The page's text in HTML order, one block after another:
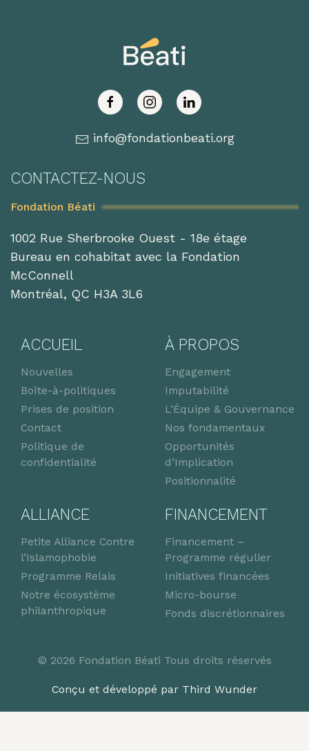
info@fondationbeati.org
CONTACTEZ-NOUS
Fondation Béati
1002 Rue Sherbrooke Ouest - 18e étage
Bureau en cohabitat avec la Fondation
McConnell
Montréal, QC H3A 3L6
ACCUEIL
Nouvelles
Boîte-à-politiques
Prises de position
Contact
Politique de
confidentialité
À PROPOS
Engagement
Imputabilité
L’Équipe & Gouvernance
Nos fondamentaux
Opportunités
d’Implication
Positionnalité
ALLIANCE
Petite Alliance Contre
l’Islamophobie
Programme Relais
Notre écosystème
philanthropique
FINANCEMENT
Financement –
Programme régulier
Initiatives financées
Micro-bourse
Fonds discrétionnaires
© 2026 Fondation Béati Tous droits réservés
Conçu et développé par Third Wunder